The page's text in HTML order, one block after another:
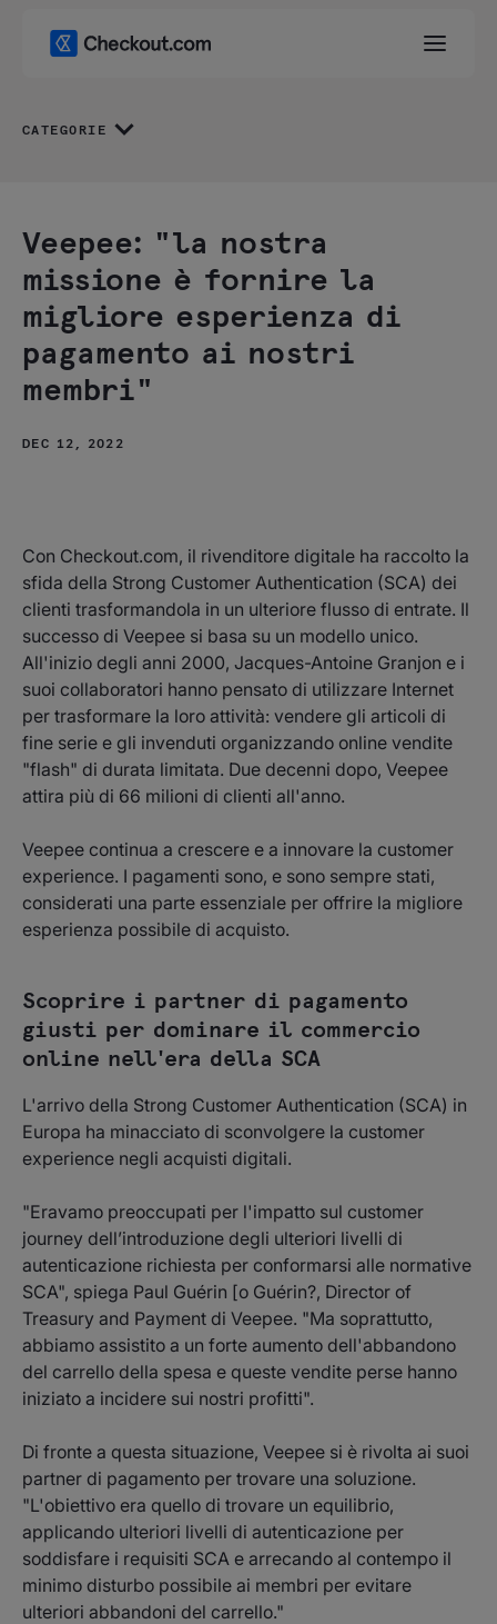
CATEGORIE
Veepee: "la nostra
missione è fornire la
migliore esperienza di
pagamento ai nostri
membri"
DEC 12, 2022
Con Checkout.com, il rivenditore digitale ha raccolto la
sfida della Strong Customer Authentication (SCA) dei
clienti trasformandola in un ulteriore flusso di entrate. Il
successo di Veepee si basa su un modello unico.
All'inizio degli anni 2000, Jacques-Antoine Granjon e i
suoi collaboratori hanno pensato di utilizzare Internet
per trasformare la loro attività: vendere gli articoli di
fine serie e gli invenduti organizzando online vendite
"flash" di durata limitata. Due decenni dopo, Veepee
attira più di 66 milioni di clienti all'anno.
Veepee continua a crescere e a innovare la customer
experience. I pagamenti sono, e sono sempre stati,
considerati una parte essenziale per offrire la migliore
esperienza possibile di acquisto.
Scoprire i partner di pagamento
giusti per dominare il commercio
online nell'era della SCA
L'arrivo della Strong Customer Authentication (SCA) in
Europa ha minacciato di sconvolgere la customer
experience negli acquisti digitali.
"Eravamo preoccupati per l'impatto sul customer
journey dell’introduzione degli ulteriori livelli di
autenticazione richiesta per conformarsi alle normative
SCA", spiega Paul Guérin [o Guérin?, Director of
Treasury and Payment di Veepee. "Ma soprattutto,
abbiamo assistito a un forte aumento dell'abbandono
del carrello della spesa e queste vendite perse hanno
iniziato a incidere sui nostri profitti".
Di fronte a questa situazione, Veepee si è rivolta ai suoi
partner di pagamento per trovare una soluzione.
"L'obiettivo era quello di trovare un equilibrio,
applicando ulteriori livelli di autenticazione per
soddisfare i requisiti SCA e arrecando al contempo il
minimo disturbo possibile ai membri per evitare
ulteriori abbandoni del carrello."